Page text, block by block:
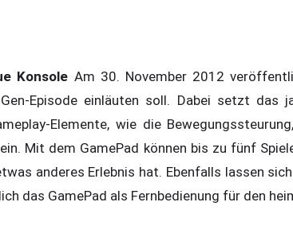
Konsole Am 30. November 2012
Episode einläuten soll. Dabei setzt das
Elemente, wie die
Mit dem GamePad können bis zu fünf
anderes Erlebnis hat. Ebenfalls lassen
das GamePad als Fernbedienung für den